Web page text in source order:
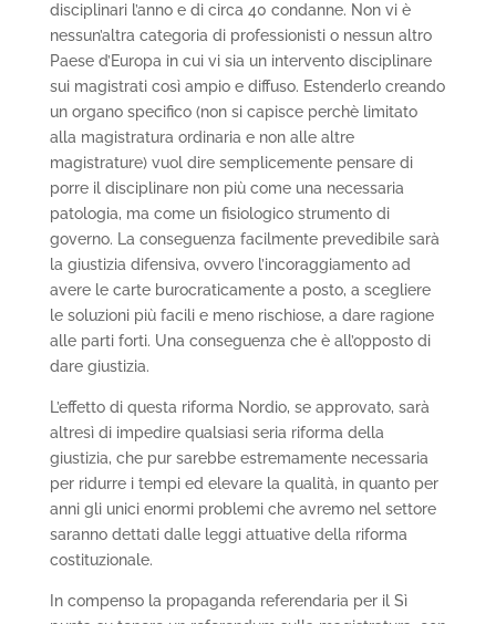
disciplinari l’anno e di circa 40 condanne. Non vi è
nessun’altra categoria di professionisti o nessun altro
Paese d’Europa in cui vi sia un intervento disciplinare
sui magistrati così ampio e diffuso. Estenderlo creando
un organo specifico (non si capisce perchè limitato
alla magistratura ordinaria e non alle altre
magistrature) vuol dire semplicemente pensare di
porre il disciplinare non più come una necessaria
patologia, ma come un fisiologico strumento di
governo. La conseguenza facilmente prevedibile sarà
la giustizia difensiva, ovvero l’incoraggiamento ad
avere le carte burocraticamente a posto, a scegliere
le soluzioni più facili e meno rischiose, a dare ragione
alle parti forti. Una conseguenza che è all’opposto di
dare giustizia.
L’effetto di questa riforma Nordio, se approvato, sarà
altresì di impedire qualsiasi seria riforma della
giustizia, che pur sarebbe estremamente necessaria
per ridurre i tempi ed elevare la qualità, in quanto per
anni gli unici enormi problemi che avremo nel settore
saranno dettati dalle leggi attuative della riforma
costituzionale.
In compenso la propaganda referendaria per il Sì